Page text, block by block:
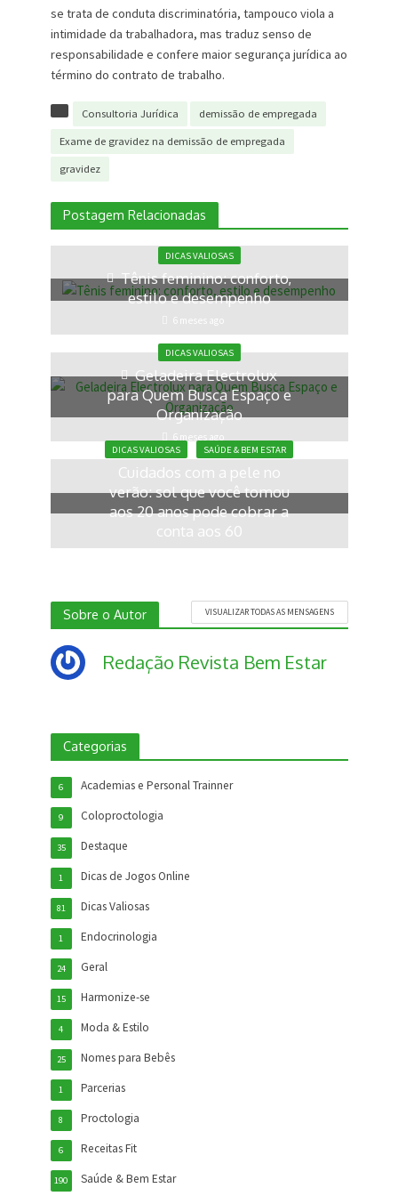
se trata de conduta discriminatória, tampouco viola a
intimidade da trabalhadora, mas traduz senso de
responsabilidade e confere maior segurança jurídica ao
término do contrato de trabalho.
Consultoria Jurídica demissão de empregada
Exame de gravidez na demissão de empregada
gravidez
Postagem Relacionadas
DICAS VALIOSAS
Tênis feminino: conforto,
estilo e desempenho
6 meses ago
DICAS VALIOSAS
Geladeira Electrolux
para Quem Busca Espaço e
Organização
6 meses ago
DICAS VALIOSAS
SAÚDE & BEM ESTAR
Cuidados com a pele no
verão: sol que você tomou
aos 20 anos pode cobrar a
conta aos 60
Sobre o Autor VISUALIZAR TODAS AS MENSAGENS
Redação Revista Bem Estar
Categorias
Academias e Personal Trainner
6
Coloproctologia
9
Destaque
35
Dicas de Jogos Online
1
Dicas Valiosas
81
Endocrinologia
1
Geral
24
Harmonize-se
15
Moda & Estilo
4
Nomes para Bebês
25
Parcerias
1
Proctologia
8
Receitas Fit
6
Saúde & Bem Estar
190